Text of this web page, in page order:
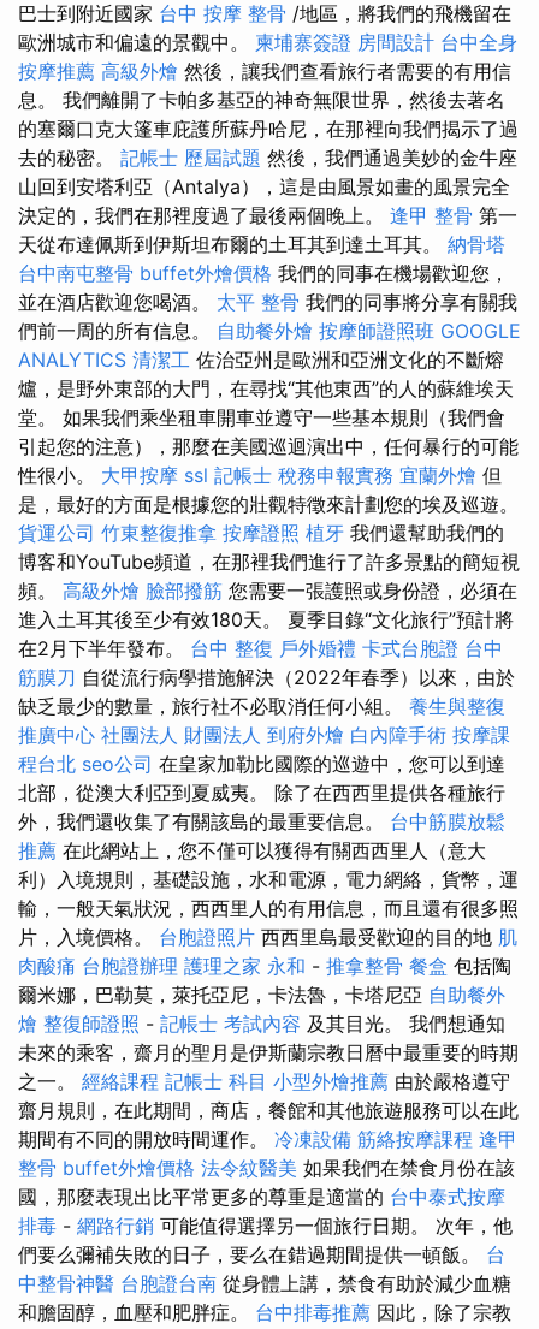
巴士到附近國家 台中 按摩 整骨 /地區，將我們的飛機留在
歐洲城市和偏遠的景觀中。 柬埔寨簽證 房間設計 台中全身
按摩推薦 高級外燴 然後，讓我們查看旅行者需要的有用信
息。 我們離開了卡帕多基亞的神奇無限世界，然後去著名
的塞爾口克大篷車庇護所蘇丹哈尼，在那裡向我們揭示了過
去的秘密。 記帳士 歷屆試題 然後，我們通過美妙的金牛座
山回到安塔利亞（Antalya），這是由風景如畫的風景完全
決定的，我們在那裡度過了最後兩個晚上。 逢甲 整骨 第一
天從布達佩斯到伊斯坦布爾的土耳其到達土耳其。 納骨塔
台中南屯整骨 buffet外燴價格 我們的同事在機場歡迎您，
並在酒店歡迎您喝酒。 太平 整骨 我們的同事將分享有關我
們前一周的所有信息。 自助餐外燴 按摩師證照班 GOOGLE
ANALYTICS 清潔工 佐治亞州是歐洲和亞洲文化的不斷熔
爐，是野外東部的大門，在尋找“其他東西”的人的蘇維埃天
堂。 如果我們乘坐租車開車並遵守一些基本規則（我們會
引起您的注意），那麼在美國巡迴演出中，任何暴行的可能
性很小。 大甲按摩 ssl 記帳士 稅務申報實務 宜蘭外燴 但
是，最好的方面是根據您的壯觀特徵來計劃您的埃及巡遊。
貨運公司 竹東整復推拿 按摩證照 植牙 我們還幫助我們的
博客和YouTube頻道，在那裡我們進行了許多景點的簡短視
頻。 高級外燴 臉部撥筋 您需要一張護照或身份證，必須在
進入土耳其後至少有效180天。 夏季目錄“文化旅行”預計將
在2月下半年發布。 台中 整復 戶外婚禮 卡式台胞證 台中
筋膜刀 自從流行病學措施解決（2022年春季）以來，由於
缺乏最少的數量，旅行社不必取消任何小組。 養生與整復
推廣中心 社團法人 財團法人 到府外燴 白內障手術 按摩課
程台北 seo公司 在皇家加勒比國際的巡遊中，您可以到達
北部，從澳大利亞到夏威夷。 除了在西西里提供各種旅行
外，我們還收集了有關該島的最重要信息。 台中筋膜放鬆
推薦 在此網站上，您不僅可以獲得有關西西里人（意大
利）入境規則，基礎設施，水和電源，電力網絡，貨幣，運
輸，一般天氣狀況，西西里人的有用信息，而且還有很多照
片，入境價格。 台胞證照片 西西里島最受歡迎的目的地 肌
肉酸痛 台胞證辦理 護理之家 永和 - 推拿整骨 餐盒 包括陶
爾米娜，巴勒莫，萊托亞尼，卡法魯，卡塔尼亞 自助餐外
燴 整復師證照 - 記帳士 考試內容 及其目光。 我們想通知
未來的乘客，齋月的聖月是伊斯蘭宗教日曆中最重要的時期
之一。 經絡課程 記帳士 科目 小型外燴推薦 由於嚴格遵守
齋月規則，在此期間，商店，餐館和其他旅遊服務可以在此
期間有不同的開放時間運作。 冷凍設備 筋絡按摩課程 逢甲
整骨 buffet外燴價格 法令紋醫美 如果我們在禁食月份在該
國，那麼表現出比平常更多的尊重是適當的 台中泰式按摩
排毒 - 網路行銷 可能值得選擇另一個旅行日期。 次年，他
們要么彌補失敗的日子，要么在錯過期間提供一頓飯。 台
中整骨神醫 台胞證台南 從身體上講，禁食有助於減少血糖
和膽固醇，血壓和肥胖症。 台中排毒推薦 因此，除了宗教